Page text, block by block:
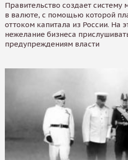
Правительство создает систему
в валюте, с помощью которой
оттоком капитала из России. На
нежелание бизнеса
предупреждениям власти